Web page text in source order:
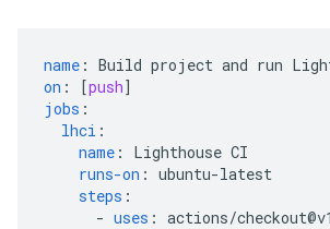
name : Build project and run
on : [push]
jobs :
lhci :
name :
Lighthouse CI
runs-on : ubuntu-latest
steps :
- uses : actions/checkout@v1